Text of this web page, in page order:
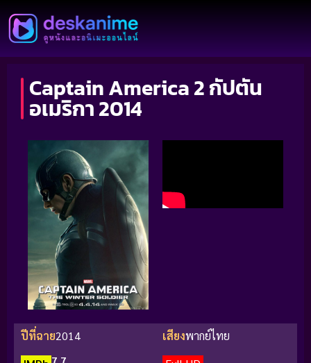
Captain America 2 กัปตัน
อเมริกา 2014
ปีที่ฉาย2014 เสียงพากย์ไทย